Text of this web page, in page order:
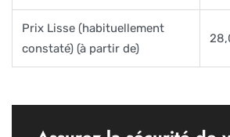
Prix Lisse (habituellement
constaté) (à partir de)